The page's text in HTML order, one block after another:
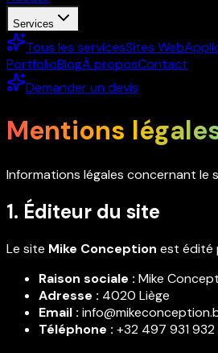
Services
Tous les servicesSites Web
PortfolioBlogÀ proposContact
Demander un devis
Mentions
Informations légales concernant le
1. Éditeur du site
Le site Mike Conception est édité
Raison sociale : Mike
Adresse : 4020 Liège
Email :
Téléphone : +32 497 931 932